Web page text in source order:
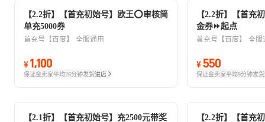
【2.2折】【首充初始号】欧王⭕审核简
单充5000券
首充号【百度】 全服通用
¥ 1,100
保证金卖家平均26分钟发货进店
【2.2折】【首充
金券⏩起点
首充号【百度】 全服
¥ 550
保证金卖家平均9分钟发货
【2.1折】【首充初始号】充2500元带奖 【2.2折】【首充